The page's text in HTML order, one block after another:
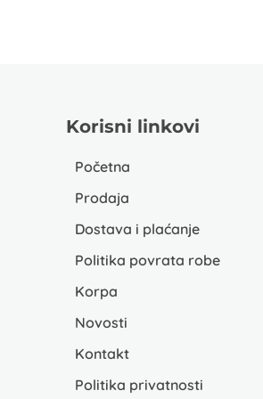
Korisni linkovi
Početna
Prodaja
Dostava i plaćanje
Politika povrata robe
Korpa
Novosti
Kontakt
Politika privatnosti